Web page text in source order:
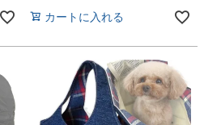
カートに入れる